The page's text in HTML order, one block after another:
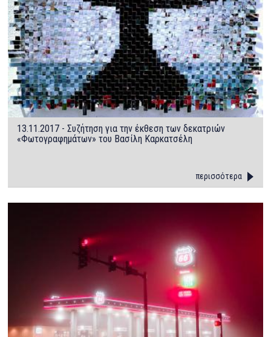
13.11.2017 - Συζήτηση για την έκθεση των δεκατριών
«Φωτογραφημάτων» του Βασίλη Καρκατσέλη
περισσότερα